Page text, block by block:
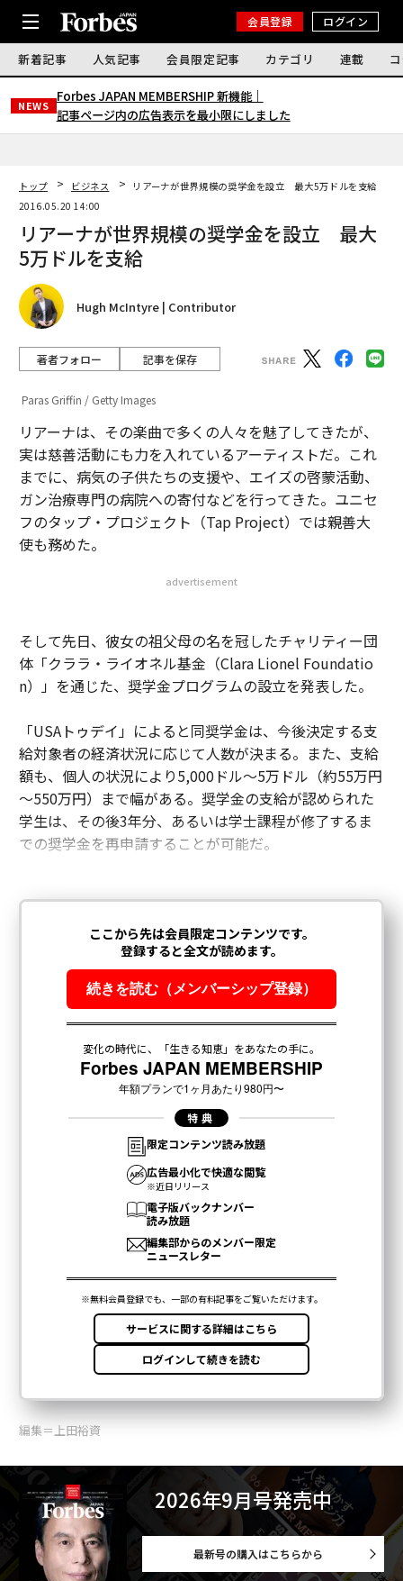
会員登録 ログイン
新着記事 人気記事 会員限定記事 カテゴリ 連載
NEWS
Forbes JAPAN MEMBERSHIP 新機能｜
記事ページ内の広告表示を最小限にしました
トップ ビジネス
リアーナが世界規模の奨学金を設立 最大5万ドルを支給
2016.05.20 14:00
リアーナが世界規模の奨学金を設立 最大
5万ドルを支給
Hugh McIntyre | Contributor
著者フォロー 記事を保存
Paras Griffin / Getty Images
リアーナは、その楽曲で多くの人々を魅了してきたが、
実は慈善活動にも力を入れているアーティストだ。これ
までに、病気の子供たちの支援や、エイズの啓蒙活動、
ガン治療専門の病院への寄付などを行ってきた。ユニセ
フのタップ・プロジェクト（Tap Project）では親善大
使も務めた。
advertisement
そして先日、彼女の祖父母の名を冠したチャリティー団
体「クララ・ライオネル基金（Clara Lionel Foundatio
n）」を通じた、奨学金プログラムの設立を発表した。
「USAトゥデイ」によると同奨学金は、今後決定する支
給対象者の経済状況に応じて人数が決まる。また、支給
額も、個人の状況により5,000ドル～5万ドル（約55万円
～550万円）まで幅がある。奨学金の支給が認められた
学生は、その後3年分、あるいは学士課程が修了するま
での奨学金を再申請することが可能だ。
編集＝上田裕資
2026年9月号発売中
最新号の購入はこちらから